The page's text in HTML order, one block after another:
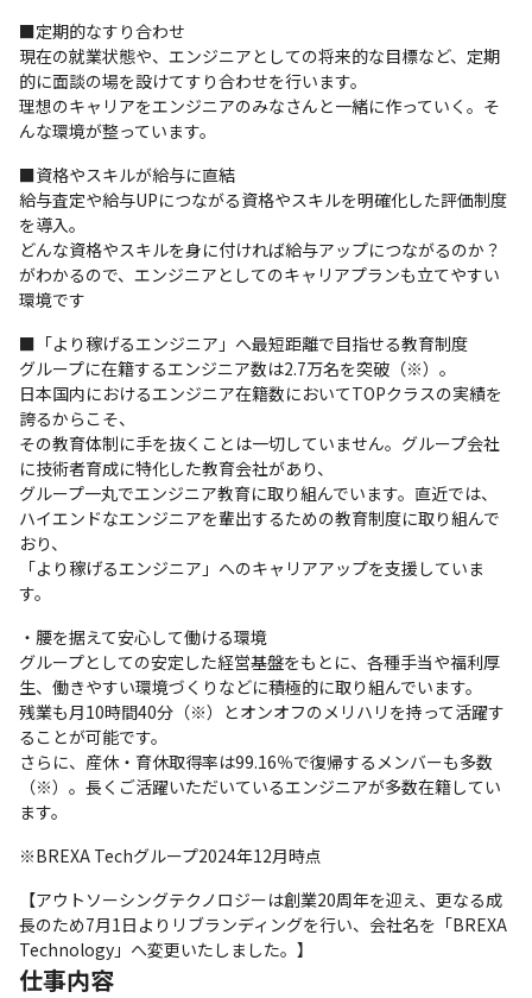
■定期的なすり合わせ
現在の就業状態や、エンジニアとしての将来的な目標など、定期
的に面談の場を設けてすり合わせを行います。
理想のキャリアをエンジニアのみなさんと一緒に作っていく。そ
んな環境が整っています。
■資格やスキルが給与に直結
給与査定や給与UPにつながる資格やスキルを明確化した評価制度
を導入。
どんな資格やスキルを身に付ければ給与アップにつながるのか？
がわかるので、エンジニアとしてのキャリアプランも立てやすい
環境です
■「より稼げるエンジニア」へ最短距離で目指せる教育制度
グループに在籍するエンジニア数は2.7万名を突破（※）。
日本国内におけるエンジニア在籍数においてTOPクラスの実績を
誇るからこそ、
その教育体制に手を抜くことは一切していません。グループ会社
に技術者育成に特化した教育会社があり、
グループ一丸でエンジニア教育に取り組んでいます。直近では、
ハイエンドなエンジニアを輩出するための教育制度に取り組んで
おり、
「より稼げるエンジニア」へのキャリアアップを支援していま
す。
・腰を据えて安心して働ける環境
グループとしての安定した経営基盤をもとに、各種手当や福利厚
生、働きやすい環境づくりなどに積極的に取り組んでいます。
残業も月10時間40分（※）とオンオフのメリハリを持って活躍す
ることが可能です。
さらに、産休・育休取得率は99.16％で復帰するメンバーも多数
（※）。長くご活躍いただいているエンジニアが多数在籍してい
ます。
※BREXA Techグループ2024年12月時点
【アウトソーシングテクノロジーは創業20周年を迎え、更なる成
長のため7月1日よりリブランディングを行い、会社名を「BREXA
Technology」へ変更いたしました。】
仕事内容